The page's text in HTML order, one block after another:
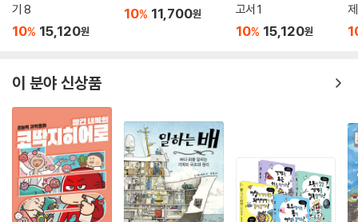
기 8
10% 15,120원
10% 11,700원
고서 1
10% 15,120원
이 분야 신상품